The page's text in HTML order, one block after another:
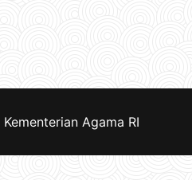
Kementerian Agama RI